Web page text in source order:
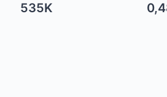
535K